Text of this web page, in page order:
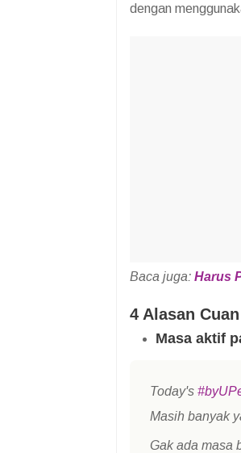
dengan
Baca juga: Harus
4 Alasan
Masa aktif
Today's
Masih banyak
Gak ada masa